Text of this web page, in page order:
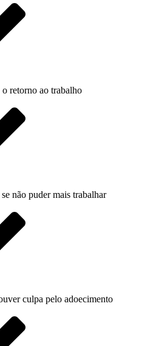
retorno ao trabalho
não puder mais trabalhar
culpa pelo adoecimento